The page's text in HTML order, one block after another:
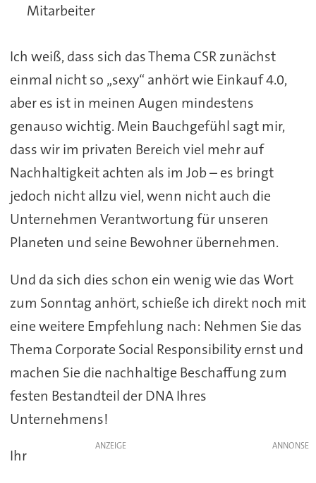
Mitarbeiter
Ich weiß, dass sich das Thema CSR zunächst
einmal nicht so „sexy“ anhört wie Einkauf 4.0,
aber es ist in meinen Augen mindestens
genauso wichtig. Mein Bauchgefühl sagt mir,
dass wir im privaten Bereich viel mehr auf
Nachhaltigkeit achten als im Job – es bringt
jedoch nicht allzu viel, wenn nicht auch die
Unternehmen Verantwortung für unseren
Planeten und seine Bewohner übernehmen.
Und da sich dies schon ein wenig wie das Wort
zum Sonntag anhört, schieße ich direkt noch mit
eine weitere Empfehlung nach: Nehmen Sie das
Thema Corporate Social Responsibility ernst und
machen Sie die nachhaltige Beschaffung zum
festen Bestandteil der DNA Ihres
Unternehmens!
ANZEIGE
Ihr